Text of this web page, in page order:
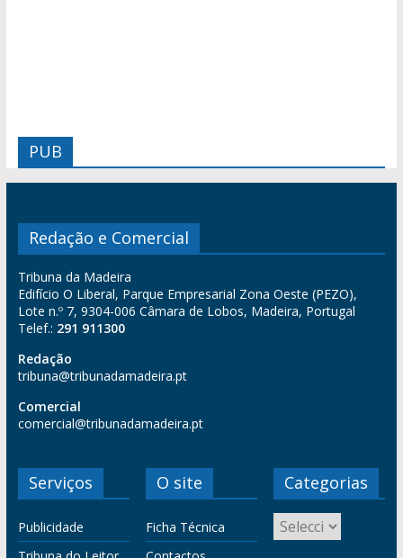
PUB
Redação e Comercial
Tribuna da Madeira
Edifício O Liberal, Parque Empresarial Zona Oeste (PEZO),
Lote n.º 7, 9304-006 Câmara de Lobos, Madeira, Portugal
Telef.: 291 911300
Redação
tribuna@tribunadamadeira.pt
Comercial
comercial@tribunadamadeira.pt
Serviços
Publicidade
O site
Ficha Técnica
Categorias